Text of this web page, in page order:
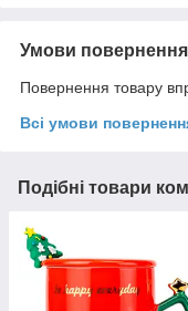
Умови повернення
Повернення товару
Всі умови
Подібні товари